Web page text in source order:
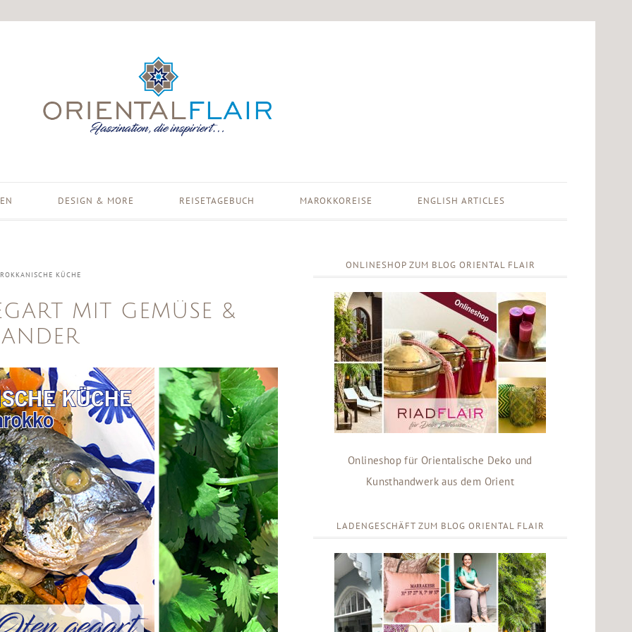
DESIGN & MORE REISETAGEBUCH MAROKKOREISE ENGLISH ARTICLES
KÜCHE
MIT GEMÜSE &
ONLINESHOP ZUM BLOG ORIENTAL FLAIR
Onlineshop für Orientalische Deko und
Kunsthandwerk aus dem Orient
LADENGESCHÄFT ZUM BLOG ORIENTAL FLAIR